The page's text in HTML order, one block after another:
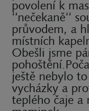
povolení k
‘‘nečekaně‘‘
průvodem, a
místních
Obešli jsme
ještě nebylo
vycházky a
teplého čaje a